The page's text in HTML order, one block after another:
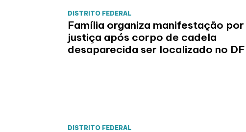
DISTRITO FEDERAL
Família organiza manifestação por
justiça após corpo de cadela
desaparecida ser localizado no DF
DISTRITO FEDERAL